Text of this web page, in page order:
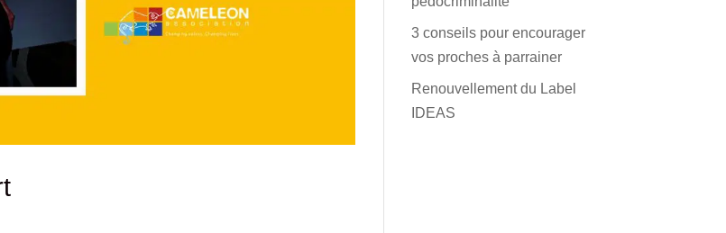
3 conseils pour encourager
vos proches à parrainer
Renouvellement du Label
IDEAS